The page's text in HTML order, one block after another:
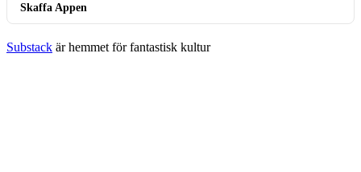
Skaffa Appen
Substack är hemmet för fantastisk kultur